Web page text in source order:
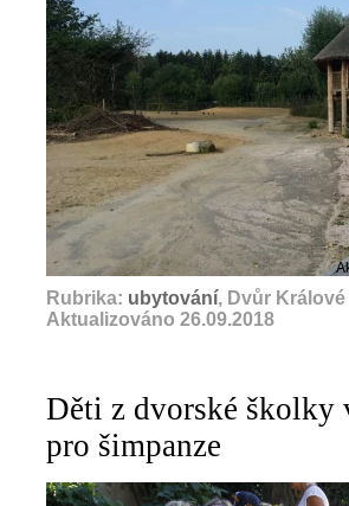
Rubrika: ubytování, Dvůr
Aktualizováno 26.09.2018
Děti z dvorské školky
pro šimpanze